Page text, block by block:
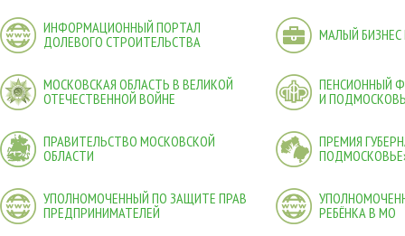
ИНФОРМАЦИОННЫЙ ПОРТАЛ
ДОЛЕВОГО СТРОИТЕЛЬСТВА
МАЛЫЙ
МОСКОВСКАЯ ОБЛАСТЬ В ВЕЛИКОЙ
ОТЕЧЕСТВЕННОЙ ВОЙНЕ
ПЕНСИОННЫЙ
И
ПРАВИТЕЛЬСТВО МОСКОВСКОЙ
ОБЛАСТИ
ПРЕМИЯ
УПОЛНОМОЧЕННЫЙ ПО ЗАЩИТЕ ПРАВ
ПРЕДПРИНИМАТЕЛЕЙ
РЕБЁНКА В МО